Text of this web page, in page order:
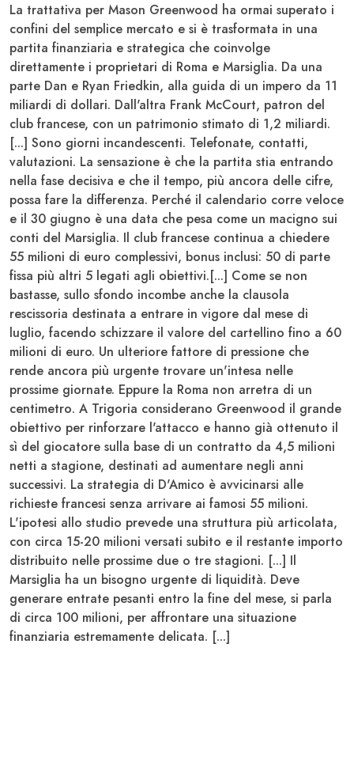
La trattativa per Mason Greenwood ha ormai superato i
confini del semplice mercato e si è trasformata in una
partita finanziaria e strategica che coinvolge
direttamente i proprietari di Roma e Marsiglia. Da una
parte Dan e Ryan Friedkin, alla guida di un impero da 11
miliardi di dollari. Dall'altra Frank McCourt, patron del
club francese, con un patrimonio stimato di 1,2 miliardi.
[...] Sono giorni incandescenti. Telefonate, contatti,
valutazioni. La sensazione è che la partita stia entrando
nella fase decisiva e che il tempo, più ancora delle cifre,
possa fare la differenza. Perché il calendario corre veloce
e il 30 giugno è una data che pesa come un macigno sui
conti del Marsiglia. Il club francese continua a chiedere
55 milioni di euro complessivi, bonus inclusi: 50 di parte
fissa più altri 5 legati agli obiettivi.[...] Come se non
bastasse, sullo sfondo incombe anche la clausola
rescissoria destinata a entrare in vigore dal mese di
luglio, facendo schizzare il valore del cartellino fino a 60
milioni di euro. Un ulteriore fattore di pressione che
rende ancora più urgente trovare un'intesa nelle
prossime giornate. Eppure la Roma non arretra di un
centimetro. A Trigoria considerano Greenwood il grande
obiettivo per rinforzare l'attacco e hanno già ottenuto il
sì del giocatore sulla base di un contratto da 4,5 milioni
netti a stagione, destinati ad aumentare negli anni
successivi. La strategia di D'Amico è avvicinarsi alle
richieste francesi senza arrivare ai famosi 55 milioni.
L'ipotesi allo studio prevede una struttura più articolata,
con circa 15-20 milioni versati subito e il restante importo
distribuito nelle prossime due o tre stagioni. [...] Il
Marsiglia ha un bisogno urgente di liquidità. Deve
generare entrate pesanti entro la fine del mese, si parla
di circa 100 milioni, per affrontare una situazione
finanziaria estremamente delicata. [...]